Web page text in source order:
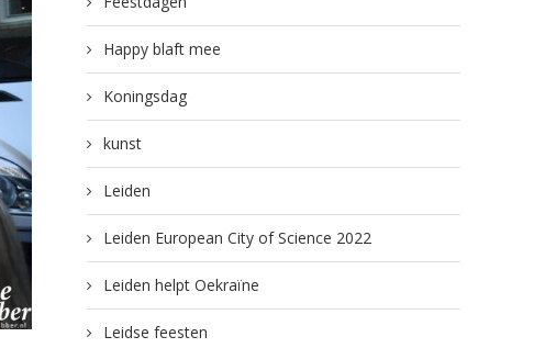
Happy blaft mee
Koningsdag
kunst
Leiden
Leiden European City of Science 2022
Leiden helpt Oekraïne
Leidse feesten